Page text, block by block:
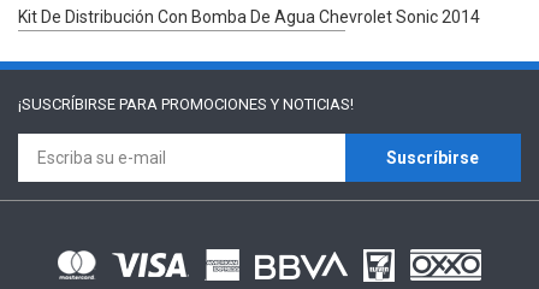
Kit De Distribución Con Bomba De Agua Chevrolet Sonic 2014
¡SUSCRÍBIRSE PARA PROMOCIONES Y NOTICIAS!
Suscríbirse